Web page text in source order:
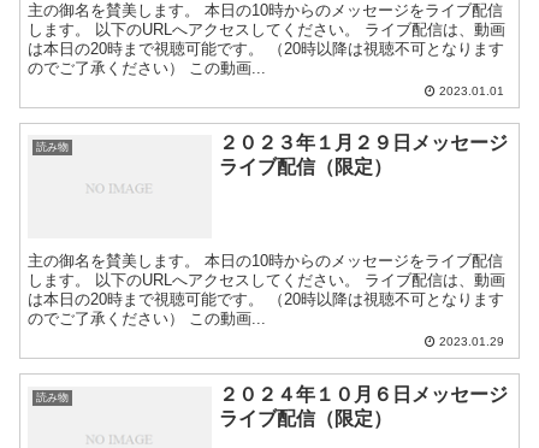
主の御名を賛美します。 本日の10時からのメッセージをライブ配信
します。 以下のURLへアクセスしてください。 ライブ配信は、動画
は本日の20時まで視聴可能です。 （20時以降は視聴不可となります
のでご了承ください） この動画...
2023.01.01
読み物
２０２３年１月２９日メッセージ
ライブ配信（限定）
主の御名を賛美します。 本日の10時からのメッセージをライブ配信
します。 以下のURLへアクセスしてください。 ライブ配信は、動画
は本日の20時まで視聴可能です。 （20時以降は視聴不可となります
のでご了承ください） この動画...
2023.01.29
読み物
２０２４年１０月６日メッセージ
ライブ配信（限定）